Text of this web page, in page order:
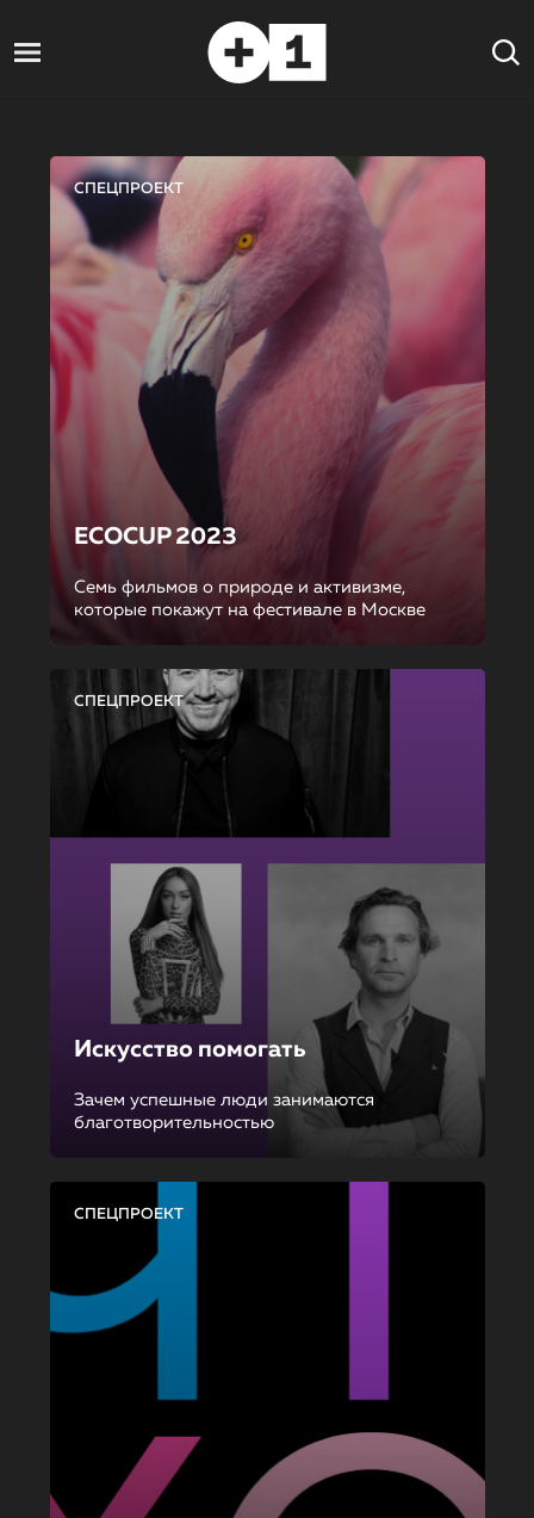
СПЕЦПРОЕКТ
ECOCUP 2023
Семь фильмов о природе и активизме,
которые покажут на фестивале в Москве
СПЕЦПРОЕКТ
Искусство помогать
Зачем успешные люди занимаются
благотворительностью
СПЕЦПРОЕКТ